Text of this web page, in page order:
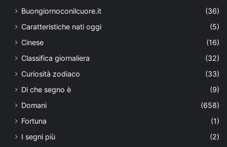
Buongiornoconilcuore.it
(36)
Caratteristiche nati oggi
(5)
Cinese
(16)
Classifica giornaliera
(32)
Curiosità zodiaco
(33)
Di che segno è
(9)
Domani
(658)
Fortuna
(1)
I segni più
(2)